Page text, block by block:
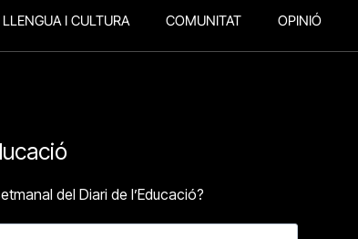
LLENGUA I CULTURA COMUNITAT OPINIÓ